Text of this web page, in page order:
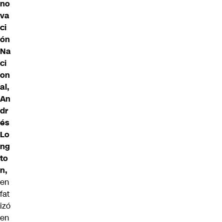
no
va
ci
ón
Na
ci
on
al,
An
dr
és
Lo
ng
to
n,
en
fat
izó
en